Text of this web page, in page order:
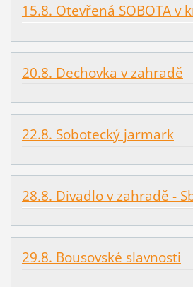
15.8. Otevřená SOBOTA v
20.8. Dechovka v zahradě
22.8. Sobotecký jarmark
28.8. Divadlo v zahradě -
29.8. Bousovské slavnosti